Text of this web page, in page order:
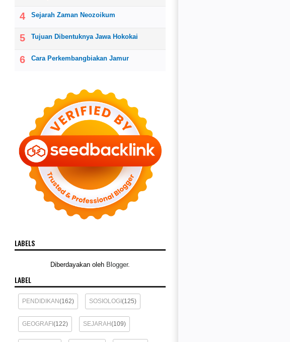
Sejarah Zaman Neozoikum
Tujuan Dibentuknya Jawa Hokokai
Cara Perkembangbiakan Jamur
LABELS
Diberdayakan oleh Blogger.
LABEL
PENDIDIKAN(162) SOSIOLOGI(125)
GEOGRAFI(122) SEJARAH(109)